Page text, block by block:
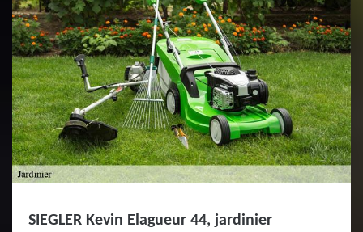
SIEGLER Kevin Elagueur 44, jardinier